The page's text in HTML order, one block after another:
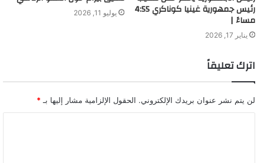
رئيس جمهورية غينيا كوناكري 4:55
مساءً |
يناير 17, 2026
يوليو 11, 2026
اترك تعليقاً
لن يتم نشر عنوان بريدك الإلكتروني. الحقول الإلزامية مشار إليها بـ *